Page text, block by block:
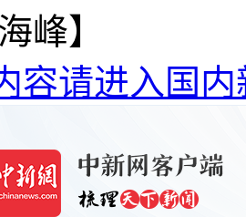
峰】
容请进入国内